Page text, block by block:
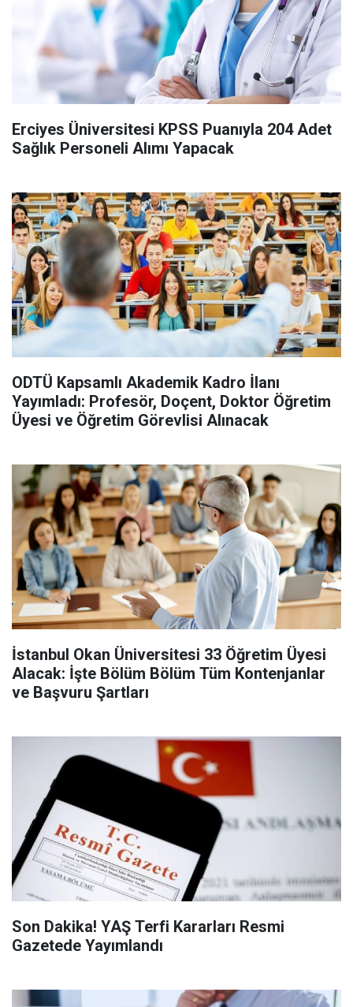
Erciyes Üniversitesi KPSS Puanıyla 204 Adet
Sağlık Personeli Alımı Yapacak
ODTÜ Kapsamlı Akademik Kadro İlanı
Yayımladı: Profesör, Doçent, Doktor Öğretim
Üyesi ve Öğretim Görevlisi Alınacak
İstanbul Okan Üniversitesi 33 Öğretim Üyesi
Alacak: İşte Bölüm Bölüm Tüm Kontenjanlar
ve Başvuru Şartları
Son Dakika! YAŞ Terfi Kararları Resmi
Gazetede Yayımlandı